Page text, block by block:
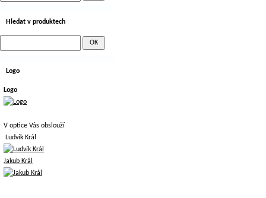
Hledat v produktech
Logo
Logo
V optice Vás obslouží
Ludvík Král
Jakub Král